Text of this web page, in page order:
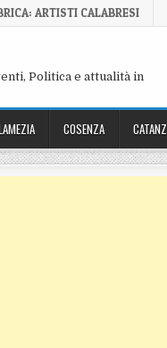
ARTISTI CALABRESI
Politica e attualità in
COSENZA